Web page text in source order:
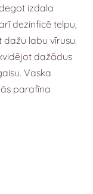
izdala
dezinficē telpu,
labu vīrusu.
dažādus
Vaska
parafīna